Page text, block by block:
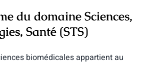
du domaine Sciences,
Santé (STS)
biomédicales appartient au